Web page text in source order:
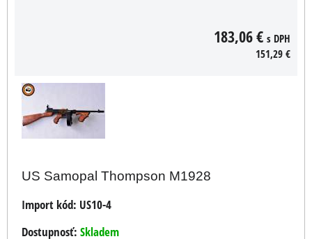
183,06 € s DPH
151,29 €
US Samopal Thompson M1928
Import kód: US10-4
Dostupnosť: Skladem